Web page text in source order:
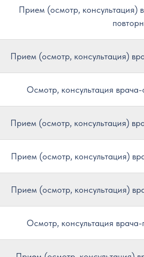
Прием (осмотр, консультация)
Прием (осмотр, консультация)
Осмотр, консультация
Прием (осмотр, консультация)
Прием (осмотр, консультация)
Прием (осмотр, консультация)
Осмотр, консультация